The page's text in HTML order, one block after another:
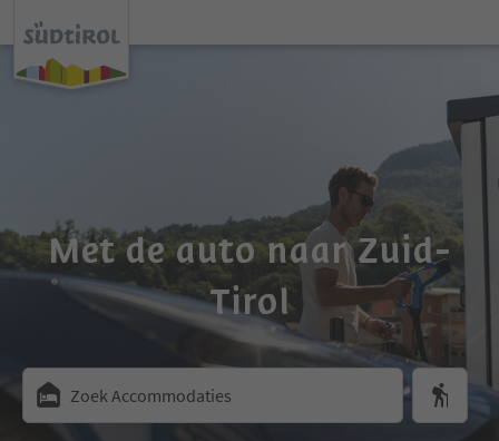
Met de auto naar Zuid-
Tirol
Zoek Accommodaties